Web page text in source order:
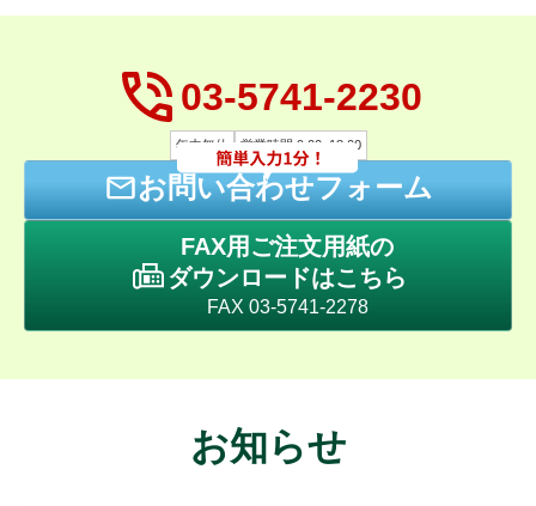
03-5741-2230
年中無休 営業時間 9:00~18:00
お問い合わせフォーム
FAX用ご注文用紙の
ダウンロードはこちら
FAX 03-5741-2278
お知らせ